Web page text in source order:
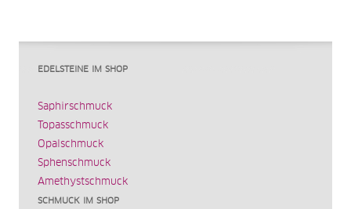
EDELSTEINE IM SHOP
Saphirschmuck
Topasschmuck
Opalschmuck
Sphenschmuck
Amethystschmuck
SCHMUCK IM SHOP